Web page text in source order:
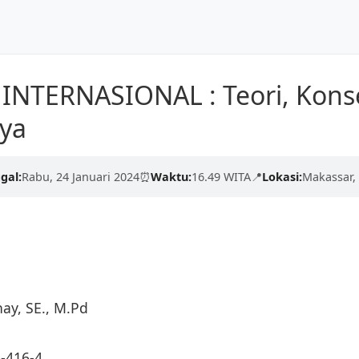
tinggi dari para
negeri.
: Teori,
Rabu, 24 Januari 2024⏰Waktu:16.49 WITA📍Lokasi:
SE., M.Pd